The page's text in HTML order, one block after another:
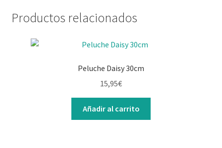
Productos relacionados
Peluche Daisy 30cm
15,95€
Añadir al carrito